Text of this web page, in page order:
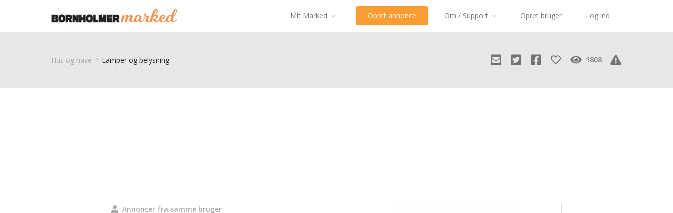
Mit Marked Opret annonce Om / Support Opret bruger Log ind
Hus og have Lamper og belysning 1808
Annoncer fra samme bruger